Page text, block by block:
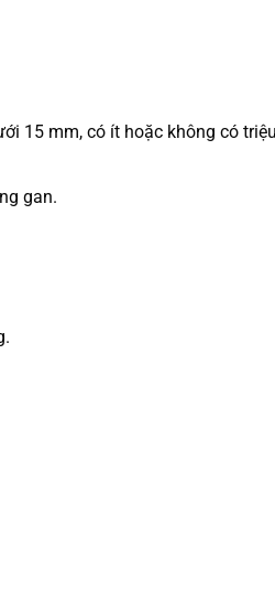
15 mm, có ít hoặc không có
gan.